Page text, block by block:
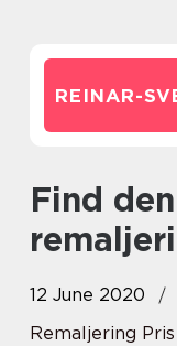
REINAR-
Find den billigste
12 June 2020
Remaljering Pris